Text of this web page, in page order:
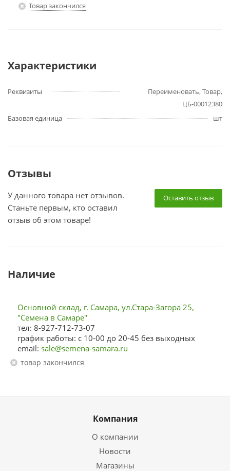
Товар закончился
Характеристики
Реквизиты
Переименовать, Товар,
ЦБ-00012380
Базовая единица
шт
Отзывы
Оставить отзыв
У данного товара нет отзывов.
Станьте первым, кто оставил
отзыв об этом товаре!
Наличие
Основной склад, г. Самара, ул.Стара-Загора 25,
"Семена в Самаре"
тел: 8-927-712-73-07
график работы: с 10-00 до 20-45 без выходных
email: sale@semena-samara.ru
Товар закончился
Компания
О компании
Новости
Магазины